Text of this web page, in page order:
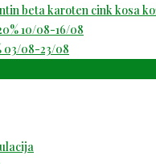
beta karoten cink kosa
10/08-16/08
03/08-23/08